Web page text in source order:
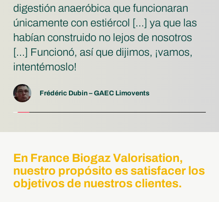
digestión anaeróbica que funcionaran
únicamente con estiércol [...] ya que las
habían construido no lejos de nosotros
[...] Funcionó, así que dijimos, ¡vamos,
intentémoslo!
Frédéric Dubin – GAEC Limovents
En France Biogaz Valorisation,
nuestro propósito es satisfacer los
objetivos de nuestros clientes.